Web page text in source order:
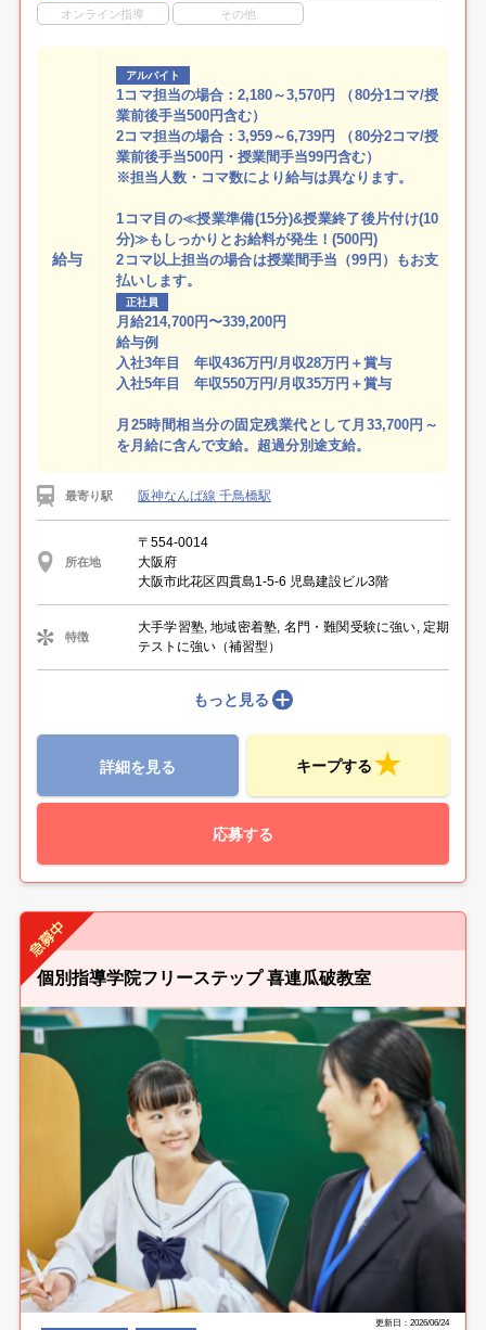
オンライン指導 その他
給与
アルバイト
1コマ担当の場合：2,180～3,570円 （80分1コマ/授
業前後手当500円含む）
2コマ担当の場合：3,959～6,739円 （80分2コマ/授
業前後手当500円・授業間手当99円含む）
※担当人数・コマ数により給与は異なります。
1コマ目の≪授業準備(15分)&授業終了後片付け(10
分)≫もしっかりとお給料が発生！(500円)
2コマ以上担当の場合は授業間手当（99円）もお支
払いします。
正社員
月給214,700円〜339,200円
給与例
入社3年目 年収436万円/月収28万円＋賞与
入社5年目 年収550万円/月収35万円＋賞与
月25時間相当分の固定残業代として月33,700円～
を月給に含んで支給。超過分別途支給。
最寄り駅 阪神なんば線 千鳥橋駅
所在地
〒554-0014
大阪府
大阪市此花区四貫島1-5-6 児島建設ビル3階
特徴
大手学習塾, 地域密着塾, 名門・難関受験に強い, 定期
テストに強い（補習型）
もっと見る
詳細を見る キープする
応募する
個別指導学院フリーステップ 喜連瓜破教室
更新日：2026/06/24